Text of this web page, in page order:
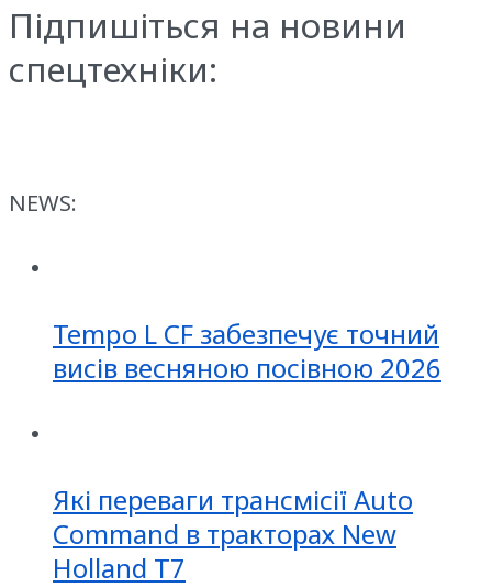
Підпишіться на новини
спецтехніки:
NEWS:
Tempo L CF забезпечує точний
висів весняною посівною 2026
Які переваги трансмісії Auto
Command в тракторах New
Holland T7